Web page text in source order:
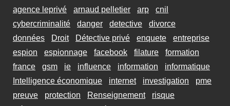
agence leprivé arnaud pelletier arp
cnil
cybercriminalité
danger detective
divorce
données
Droit Détective privé enquete
entreprise
espion
espionnage facebook filature
formation
france
gsm ie influence information
informatique
Intelligence économique
internet investigation
pme
preuve
protection Renseignement
risque